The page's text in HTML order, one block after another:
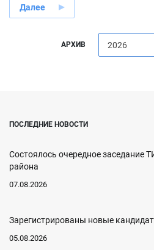
Далее
АРХИВ 2026
ПОСЛЕДНИЕ НОВОСТИ
Состоялось очередное заседание
района
07.08.2026
Зарегистрированы новые
05.08.2026